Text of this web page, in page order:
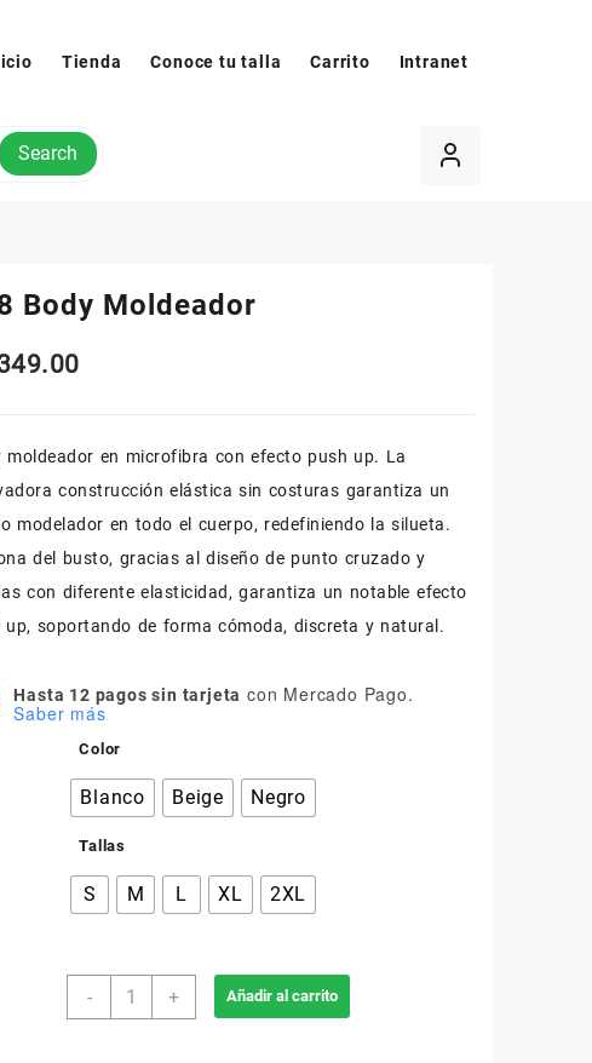
Tienda Conoce tu talla Carrito Intranet
Search
Body Moldeador
moldeador en microfibra con efecto push up. La
construcción elástica sin costuras garantiza un
modelador en todo el cuerpo, redefiniendo la silueta.
del busto, gracias al diseño de punto cruzado y
con diferente elasticidad, garantiza un notable efecto
up, soportando de forma cómoda, discreta y natural.
Hasta 12 pagos sin tarjeta con Mercado Pago.
Saber más
Color
Blanco Beige Negro
Tallas
S M L XL 2XL
-
608
+ Añadir al carrito